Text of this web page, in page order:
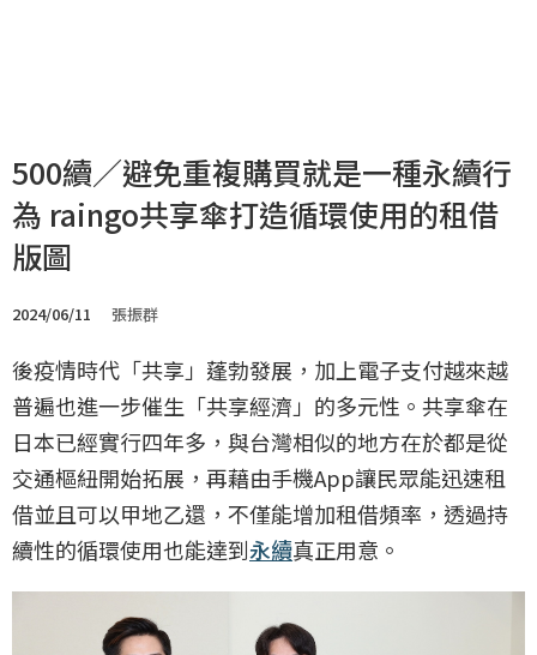
500續／避免重複購買就是一種永續行
為 raingo共享傘打造循環使用的租借
版圖
2024/06/11 張振群
後疫情時代「共享」蓬勃發展，加上電子支付越來越
普遍也進一步催生「共享經濟」的多元性。共享傘在
日本已經實行四年多，與台灣相似的地方在於都是從
交通樞紐開始拓展，再藉由手機App讓民眾能迅速租
借並且可以甲地乙還，不僅能增加租借頻率，透過持
續性的循環使用也能達到永續真正用意。